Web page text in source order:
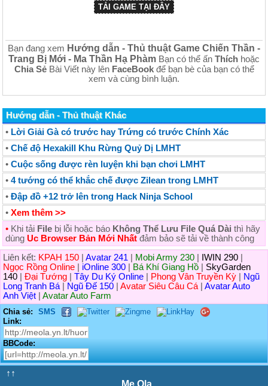
TẢI GAME TẠI ĐÂY
Bạn đang xem Hướng dẫn - Thủ thuật Game Chiến Thần -
Trang Bị Mới - Ma Thần Hạ Phàm Bạn có thể ấn Thích hoặc
Chia SẻBài Viết này lên FaceBookđể bạn bè của bạn có thể
xem và cùng bình luận.
Hướng dẫn - Thủ thuật Khác
• Lời Giải Gà có trước hay Trứng có trước Chính Xác
• Chế độ Hexakill Khu Rừng Quỷ Dị LMHT
• Cuộc sống được rèn luyện khi bạn chơi LMHT
• 4 tướng có thể khắc chế được Zilean trong LMHT
• Đập đồ +12 trở lên trong Hack Ninja School
• Xem thêm >>
• Khi tải File bị lỗi hoặc báo Không Thể Lưu File Quá Dài thì hãy
dùng Uc Browser Bản Mới Nhất đảm bảo sẽ tải về thành công
Liên kết: KPAH 150 Avatar 241 Mobi Army 230 IWIN 290
Ngọc Rồng Online
iOnline 300 Bá Khí Giang Hồ
SkyGarden
140
Đại Tướng Tây Du Ký Online Phong Vân Truyền Kỳ
Ngũ
Long Tranh Bá
Ngũ Đế 150 Avatar Siêu Câu Cá
Avatar Auto
Anh Việt
Avatar Auto Farm
Chia sẻ:
SMS
Link:
BBCode:
↑↑